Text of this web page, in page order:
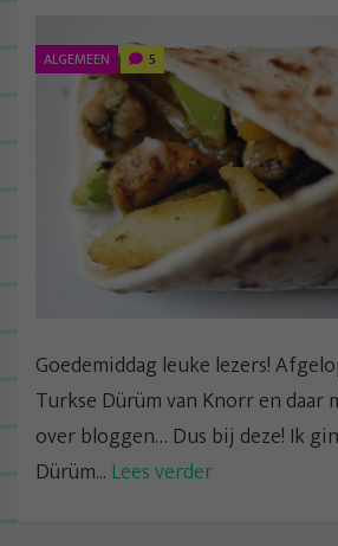
ALGEMEEN 5
Goedemiddag leuke lezers!
Turkse Dürüm van Knorr en daar
over bloggen… Dus bij deze! Ik
Dürüm... Lees verder